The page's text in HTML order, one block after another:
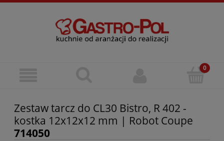
Zestaw tarcz do CL30 Bistro, R 402 -
kostka 12x12x12 mm | Robot Coupe
714050